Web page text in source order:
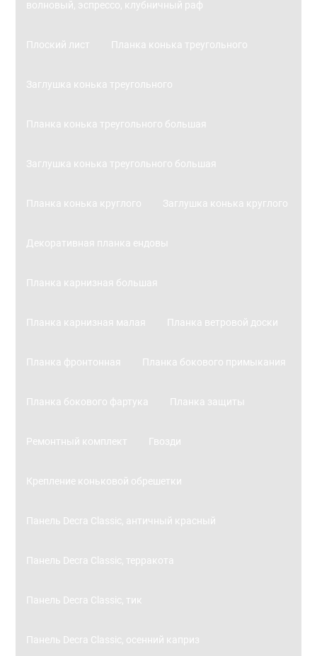
волновый, эспрессо, клубничный раф
Плоский лист Планка конька треугольного
Заглушка конька треугольного
Планка конька треугольного большая
Заглушка конька треугольного большая
Планка конька круглого Заглушка конька круглого
Декоративная планка ендовы
Планка карнизная большая
Планка карнизная малая Планка ветровой доски
Планка фронтонная Планка бокового примыкания
Планка бокового фартука Планка защиты
Ремонтный комплект Гвозди
Крепление коньковой обрешетки
Панель Decra Classic, античный красный
Панель Decra Classic, терракота
Панель Decra Classic, тик
Панель Decra Classic, осенний каприз